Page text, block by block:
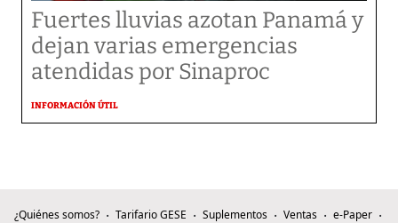
Fuertes lluvias azotan Panamá y
dejan varias emergencias
atendidas por Sinaproc
INFORMACIÓN ÚTIL
¿Quiénes somos? Tarifario GESE Suplementos Ventas
e-Paper